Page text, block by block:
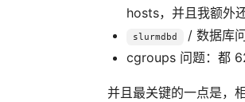
hosts，并且我额外
slurmdbd
/ 数据库
cgroups 问题：都
并且最关键的一点是，